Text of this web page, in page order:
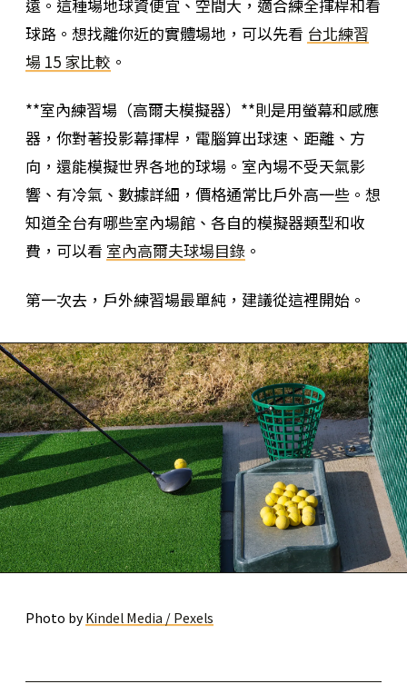
遠。這種場地球資便宜、空間大，適合練全揮桿和看
球路。想找離你近的實體場地，可以先看 台北練習
場 15 家比較 。
**室內練習場（高爾夫模擬器）**則是用螢幕和感應
器，你對著投影幕揮桿，電腦算出球速、距離、方
向，還能模擬世界各地的球場。室內場不受天氣影
響、有冷氣、數據詳細，價格通常比戶外高一些。想
知道全台有哪些室內場館、各自的模擬器類型和收
費，可以看 室內高爾夫球場目錄 。
第一次去，戶外練習場最單純，建議從這裡開始。
Photo by Kindel Media / Pexels